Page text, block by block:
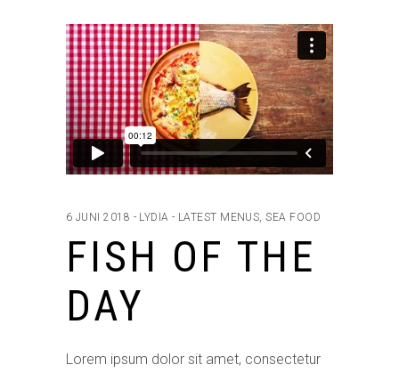
6 JUNI 2018 LYDIA LATEST MENUS,SEA FOOD
FISH OF THE
DAY
Lorem ipsum dolor sit amet, consectetur